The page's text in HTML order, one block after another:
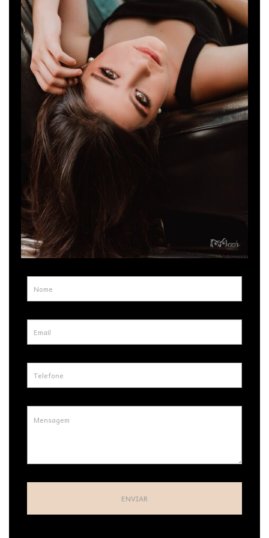
ENVIAR